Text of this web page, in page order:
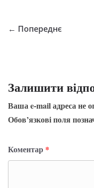
← Попереднє
Залишити
Ваша e-mail адреса не
Обов’язкові поля
Коментар *